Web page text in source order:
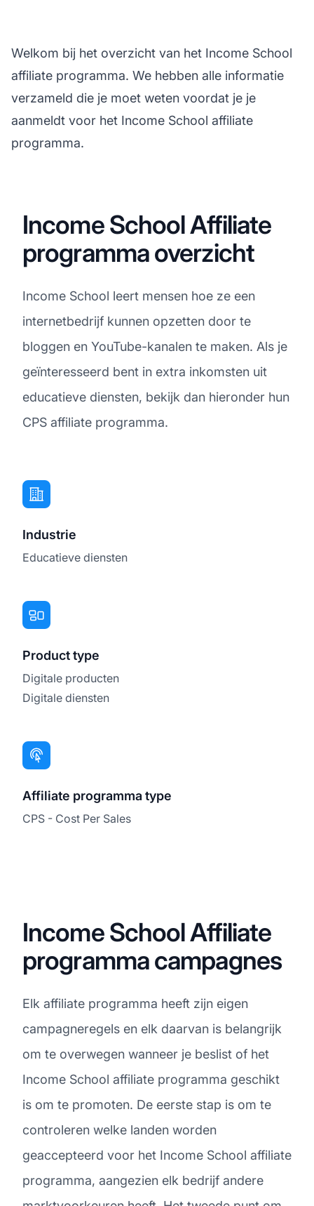
Welkom bij het overzicht van het Income School
affiliate programma. We hebben alle informatie
verzameld die je moet weten voordat je je
aanmeldt voor het Income School affiliate
programma.
Income School Affiliate
programma overzicht
Income School leert mensen hoe ze een
internetbedrijf kunnen opzetten door te
bloggen en YouTube-kanalen te maken. Als je
geïnteresseerd bent in extra inkomsten uit
educatieve diensten, bekijk dan hieronder hun
CPS affiliate programma.
Industrie
Educatieve diensten
Product type
Digitale producten
Digitale diensten
Affiliate programma type
CPS - Cost Per Sales
Income School Affiliate
programma campagnes
Elk affiliate programma heeft zijn eigen
campagneregels en elk daarvan is belangrijk
om te overwegen wanneer je beslist of het
Income School affiliate programma geschikt
is om te promoten. De eerste stap is om te
controleren welke landen worden
geaccepteerd voor het Income School affiliate
programma, aangezien elk bedrijf andere